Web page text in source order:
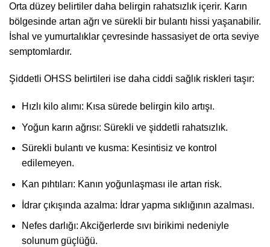
Orta düzey belirtiler daha belirgin rahatsızlık içerir. Karın
bölgesinde artan ağrı ve sürekli bir bulantı hissi yaşanabilir.
İshal ve yumurtalıklar çevresinde hassasiyet de orta seviye
semptomlardır.
Şiddetli OHSS belirtileri ise daha ciddi sağlık riskleri taşır:
Hızlı kilo alımı: Kısa sürede belirgin kilo artışı.
Yoğun karın ağrısı: Sürekli ve şiddetli rahatsızlık.
Sürekli bulantı ve kusma: Kesintisiz ve kontrol
edilemeyen.
Kan pıhtıları: Kanın yoğunlaşması ile artan risk.
İdrar çıkışında azalma: İdrar yapma sıklığının azalması.
Nefes darlığı: Akciğerlerde sıvı birikimi nedeniyle
solunum güçlüğü.